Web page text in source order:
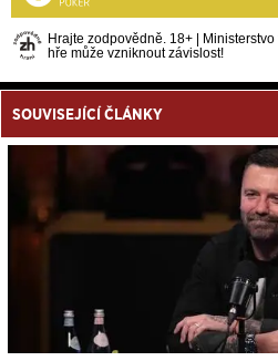
Hrajte zodpovědně. 18+ |
hře může vzniknout závislost!
SOUVISEJÍCÍ ČLÁNKY